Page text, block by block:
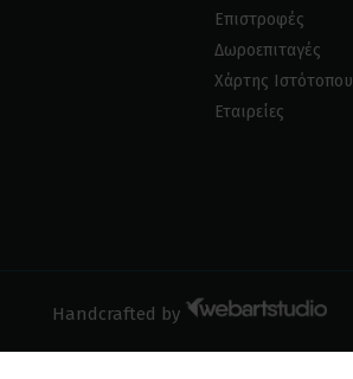
Επιστροφές
Δωροεπιταγές
Χάρτης Ιστότοπου
Εταιρείες
Handcrafted by